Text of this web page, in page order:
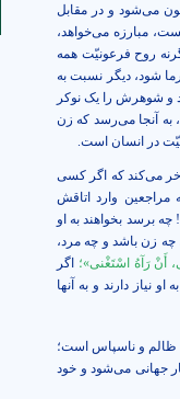
می‌شود و در مقابل
مبارزه می‌خواهد،
روح فرعونیّت همه
شود، دیگر نسبت به
و شوهرش را یک نوکر
به آنجا می‌رسد که زن
در انسان است.
می‌‌کند که اگر کسی
مراجعین وارد اتاقش
برسد بخواهند به او
چه زن باشد و چه مرد،
أَنْ رَآهُ اسْتَغْنى‏»؛ اگر
نیاز دارند و به آنها
ظالم و ناسپاس است؛
جهانی می‌شود و خود